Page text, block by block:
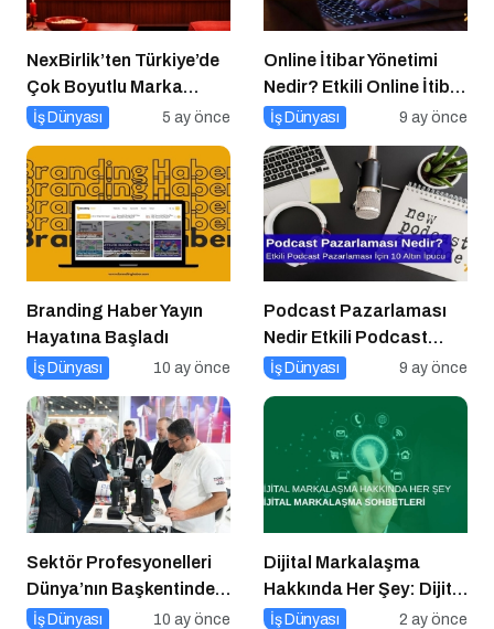
NexBirlik’ten Türkiye’de
Çok Boyutlu Marka
Hamlesi
İş Dünyası 5 ay önce
Online İtibar Yönetimi
Nedir? Etkili Online İtibar
Yönetimi İçin 10 Altın
İş Dünyası 9 ay önce
Branding Haber Yayın
Hayatına Başladı
İş Dünyası 10 ay önce
Podcast Pazarlaması
Nedir Etkili Podcast
Pazarlaması için 10
İş Dünyası 9 ay önce
Sektör Profesyonelleri
Dünya’nın Başkentinde
Buluşacak!
İş Dünyası 10 ay önce
Dijital Markalaşma
Hakkında Her Şey: Dijital
Markalaşma Sohbetleri
İş Dünyası 2 ay önce